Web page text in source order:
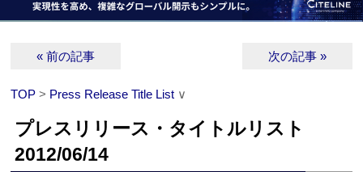
« 前の記事 次の記事 »
TOP > Press Release Title List ∨
プレスリリース・タイトルリスト
2012/06/14